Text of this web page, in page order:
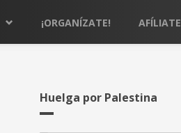
¡ORGANÍZATE! AFÍLIATE
Huelga por Palestina